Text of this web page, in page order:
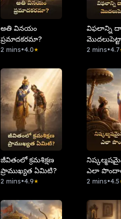
అతి వినయం
ప్రమాదకరమా?
2 mins•4.0★
విఫలాన్ని
2 mins•4.7
⁠జీవితంలో క్రమశిక్షణ
ప్రాముఖ్యత ఏమిటి?
2 mins•4.9★
ఎలా
2 mins•4.5